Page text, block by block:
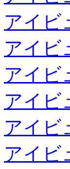
アイビ
アイビ
アイビ
アイビ
アイビ
アイビ